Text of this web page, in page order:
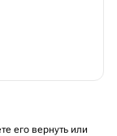
его вернуть или